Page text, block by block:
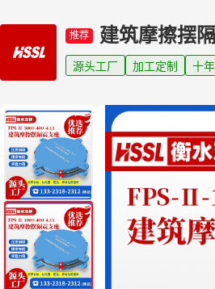
推荐 建筑摩擦摆
源头工厂 加工定制 十